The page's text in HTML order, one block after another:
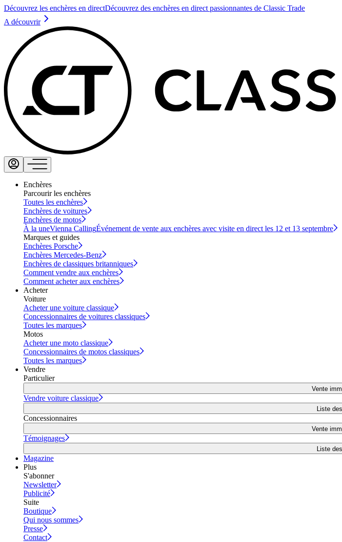
Découvrez les enchères en directDécouvrez des enchères en direct passionnantes de Classic Trade
A découvrir
Enchères
Parcourir les enchères
Toutes les enchères
Enchères de voitures
Enchères de motos
À la uneVienna CallingÉvénement de vente aux enchères avec visite en direct les 12 et 13 septembre
Marques et guides
Enchères Porsche
Enchères Mercedes-Benz
Enchères de classiques britanniques
Comment vendre aux enchères
Comment acheter aux enchères
Acheter
Voiture
Acheter une voiture classique
Concessionnaires de voitures classiques
Toutes les marques
Motos
Acheter une moto classique
Concessionnaires de motos classiques
Toutes les marques
Vendre
Particulier
Vente
Vendre voiture classique
Liste
Concessionnaires
Vente
Témoignages
Liste
Magazine
Plus
S'abonner
Newsletter
Publicité
Suite
Boutique
Qui nous sommes
Presse
Contact